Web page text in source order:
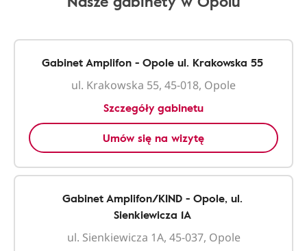
Gabinet Amplifon - Opole ul. Krakowska 55
ul. Krakowska 55, 45-018, Opole
Szczegóły gabinetu
Umów się na wizytę
Gabinet Amplifon/KIND - Opole, ul.
Sienkiewicza 1A
ul. Sienkiewicza 1A, 45-037, Opole